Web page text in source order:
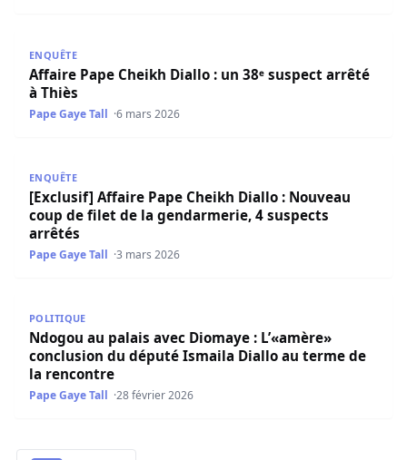
ENQUÊTE
Affaire Pape Cheikh Diallo : un 38ᵉ suspect arrêté
à Thiès
Pape Gaye Tall 6 mars 2026
ENQUÊTE
[Exclusif] Affaire Pape Cheikh Diallo : Nouveau
coup de filet de la gendarmerie, 4 suspects
arrêtés
Pape Gaye Tall 3 mars 2026
POLITIQUE
Ndogou au palais avec Diomaye : L’«amère»
conclusion du député Ismaila Diallo au terme de
la rencontre
Pape Gaye Tall 28 février 2026